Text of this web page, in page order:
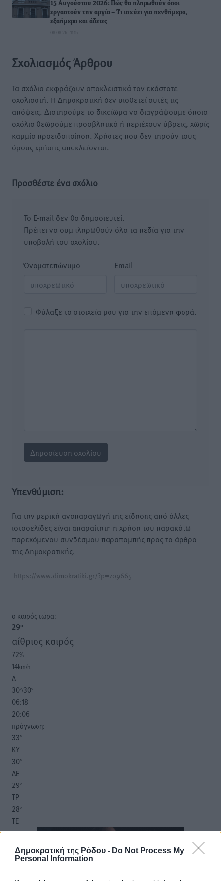
Δημοκρατική της Ρόδου - Do Not Process My
Personal Information
15 Αυγούστου 2026: Πώς θα πληρωθούν όσοι
εργαστούν την αργία – Τι ισχύει για πενθήμερο,
εξαήμερο και άδειες
08.08.26 · 11:15
Σχολιασμός Άρθρου
Τα σχόλια εκφράζουν αποκλειστικά τον εκάστοτε
σχολιαστή. Η Δημοκρατική δεν υιοθετεί αυτές τις
απόψεις. Διατηρούμε το δικαίωμα να διαγράψουμε όποια
σχόλια θεωρούμε προσβλητικά ή περιέχουν ύβρεις, χωρίς
καμμία προειδοποίηση. Χρήστες που δεν τηρούν τους
όρους χρήσης αποκλείονται.
Προσθέστε ένα σχόλιο
Το E-mail δεν θα δημοσιευτεί.
Πρέπει να συμπληρωθούν όλα τα πεδία για την
υποβολή του σχολίου.
Όνοματεπώνυμο Email
Φύλαξε τα στοιχεία μου για την επόμενη φορά.
Υπενθύμιση:
Για την μερική αναπαραγωγή της είδησης από άλλες
ιστοσελίδες είναι απαραίτητη η χρήση του παρακάτω
παρεχόμενου συνδέσμου παραπομπής προς το άρθρο
της Δημοκρατικής.
o καιρός τώρα:
29°
αίθριος καιρός
72%
14km/h
Δ
30°/30°
06:18
20:06
πρόγνωση:
33°
ΚΥ
30°
ΔΕ
29°
ΤΡ
28°
ΤΕ